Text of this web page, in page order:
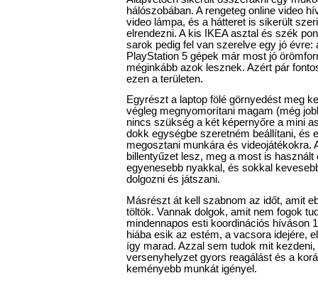
hálószobában. A rengeteg online video
video lámpa, és a hátteret is sikerült
elrendezni. A kis IKEA asztal és szék
sarok pedig fel van szerelve egy jó évre:
PlayStation 5 gépek már most jó
méginkább azok lesznek. Azért pár
ezen a területen.
Egyrészt a laptop fölé görnyedést meg
végleg megnyomorítani magam (még
nincs szükség a két képernyőre a mini
dokk egységbe szeretném beállítani, és
megosztani munkára és videojátékokra.
billentyűzet lesz, meg a most is használt
egyenesebb nyakkal, és sokkal
dolgozni és játszani.
Másrészt át kell szabnom az időt, amit
töltök. Vannak dolgok, amit nem fogok
mindennapos esti koordinációs híváson
hiába esik az estém, a vacsora idejére,
így marad. Azzal sem tudok mit kezdeni,
versenyhelyzet gyors reagálást és a
keményebb munkát igényel.